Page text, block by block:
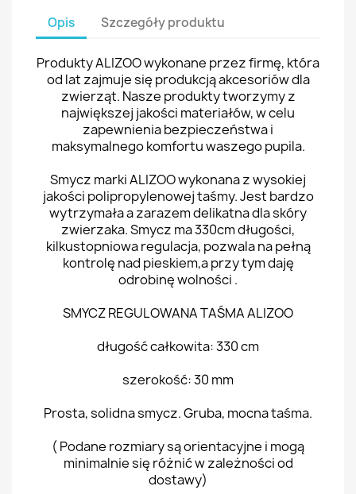
Opis Szczegóły produktu
Produkty ALIZOO wykonane przez firmę, która
od lat zajmuje się produkcją akcesoriów dla
zwierząt. Nasze produkty tworzymy z
największej jakości materiałów, w celu
zapewnienia bezpieczeństwa i
maksymalnego komfortu waszego pupila.
Smycz marki ALIZOO wykonana z wysokiej
jakości polipropylenowej taśmy. Jest bardzo
wytrzymała a zarazem delikatna dla skóry
zwierzaka. Smycz ma 330cm długości,
kilkustopniowa regulacja, pozwala na pełną
kontrolę nad pieskiem,a przy tym daję
odrobinę wolności .
SMYCZ REGULOWANA TAŚMA ALIZOO
długość całkowita: 330 cm
szerokość: 30 mm
Prosta, solidna smycz. Gruba, mocna taśma.
( Podane rozmiary są orientacyjne i mogą
minimalnie się różnić w zależności od
dostawy)